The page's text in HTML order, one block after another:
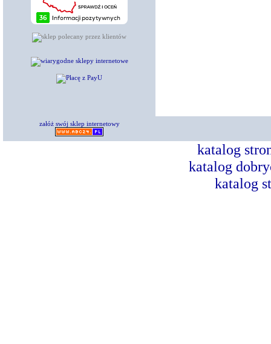
załóż swój sklep internetowy
katalog
katalog
katalog